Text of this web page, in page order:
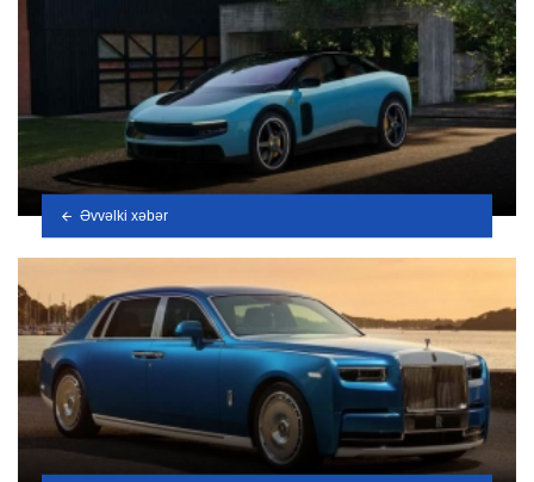
Əvvəlki xəbər